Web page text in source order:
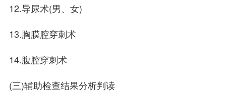
12.导尿术(男、女)
13.胸膜腔穿刺术
14.腹腔穿刺术
(三)辅助检查结果分析判读